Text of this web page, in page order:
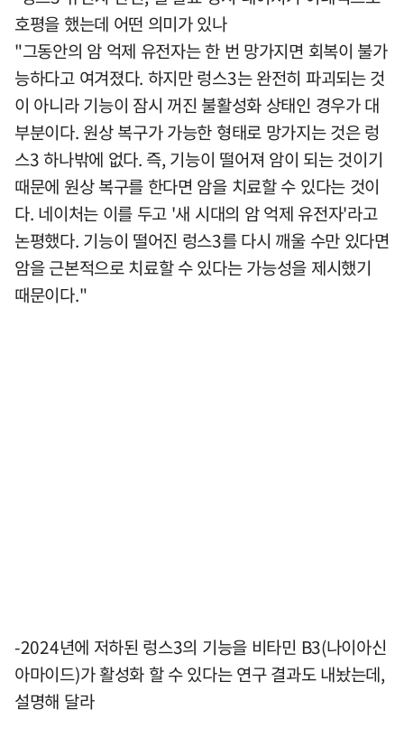
호평을 했는데 어떤 의미가 있나
"그동안의 암 억제 유전자는 한 번 망가지면 회복이 불가
능하다고 여겨졌다. 하지만 렁스3는 완전히 파괴되는 것
이 아니라 기능이 잠시 꺼진 불활성화 상태인 경우가 대
부분이다. 원상 복구가 가능한 형태로 망가지는 것은 렁
스3 하나밖에 없다. 즉, 기능이 떨어져 암이 되는 것이기
때문에 원상 복구를 한다면 암을 치료할 수 있다는 것이
다. 네이처는 이를 두고 '새 시대의 암 억제 유전자'라고
논평했다. 기능이 떨어진 렁스3를 다시 깨울 수만 있다면
암을 근본적으로 치료할 수 있다는 가능성을 제시했기
때문이다."
-2024년에 저하된 렁스3의 기능을 비타민 B3(나이아신
아마이드)가 활성화 할 수 있다는 연구 결과도 내놨는데,
설명해 달라